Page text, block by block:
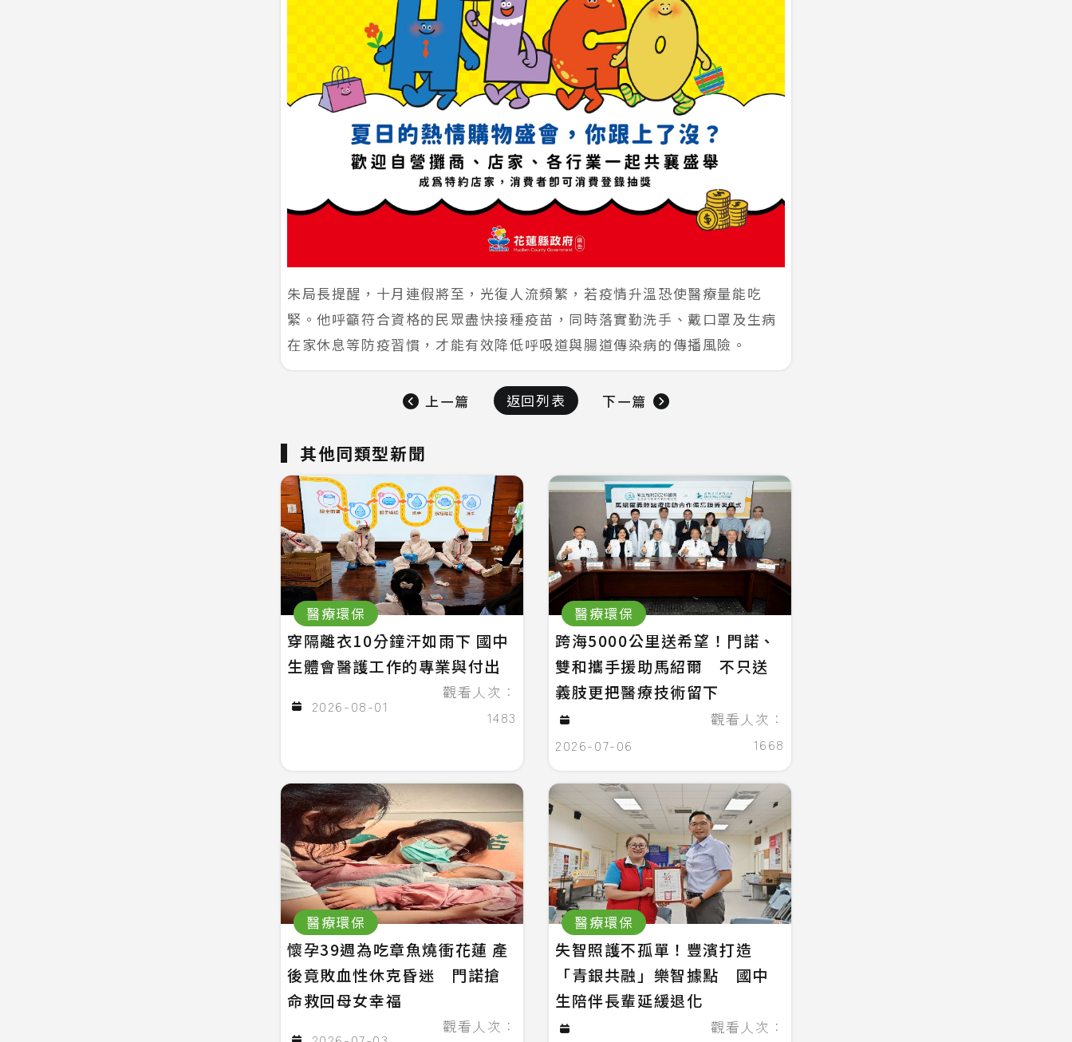
朱局長提醒，十月連假將至，光復人流頻繁，若疫情升溫恐使醫療量能吃
緊。他呼籲符合資格的民眾盡快接種疫苗，同時落實勤洗手、戴口罩及生病
在家休息等防疫習慣，才能有效降低呼吸道與腸道傳染病的傳播風險。
上一篇 返回列表 下一篇
其他同類型新聞
醫療環保
穿隔離衣10分鐘汗如雨下 國中
生體會醫護工作的專業與付出
2026-08-01
觀看人次：
1483
醫療環保
跨海5000公里送希望！門諾、
雙和攜手援助馬紹爾 不只送
義肢更把醫療技術留下
2026-07-06
觀看人次：
1668
醫療環保
懷孕39週為吃章魚燒衝花蓮 產
後竟敗血性休克昏迷 門諾搶
命救回母女幸福
觀看人次：
醫療環保
失智照護不孤單！豐濱打造
「青銀共融」樂智據點 國中
生陪伴長輩延緩退化
觀看人次：